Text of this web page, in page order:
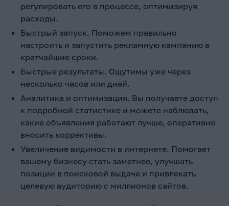
регулировать его в процессе, оптимизируя
расходы.
Быстрый запуск. Поможем правильно
настроить и запустить рекламную кампанию в
кратчайшие сроки.
Быстрые результаты. Ощутимы уже через
несколько часов или дней.
Аналитика и оптимизация. Вы получаете доступ
к подробной статистике и можете наблюдать,
какие объявления работают лучше, оперативно
вносить коррективы.
Увеличение видимости в интернете. Помогает
вашему бизнесу стать заметнее, улучшать
позиции в поисковой выдаче и привлекать
целевую аудиторию с миллионов сайтов.